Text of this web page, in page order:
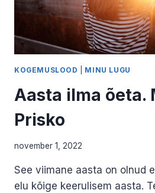
KOGEMUSLOOD MINU LUGU
Aasta ilma õeta.
Prisko
november 1, 2022
See viimane aasta on olnud
elu kõige keerulisem aasta.